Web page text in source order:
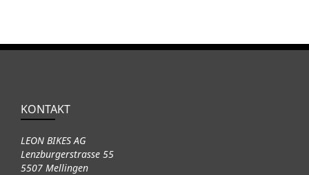
KONTAKT
LEON BIKES AG
Lenzburgerstrasse 55
5507 Mellingen